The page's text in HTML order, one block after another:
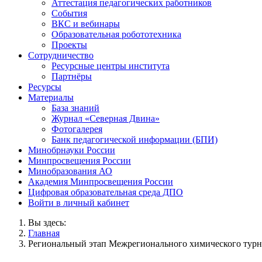
Аттестация педагогических работников
События
ВКС и вебинары
Образовательная робототехника
Проекты
Сотрудничество
Ресурсные центры института
Партнёры
Ресурсы
Материалы
База знаний
Журнал «Северная Двина»
Фотогалерея
Банк педагогической информации (БПИ)
Минобрнауки России
Минпросвещения России
Минобразования АО
Академия Минпросвещения России
Цифровая образовательная среда ДПО
Войти в личный кабинет
Вы здесь:
Главная
Региональный этап Межрегионального химического